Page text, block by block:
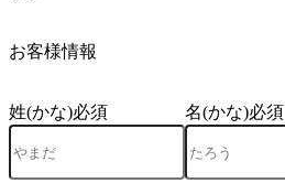
お客様情報
姓(かな)必須 名(かな)必須